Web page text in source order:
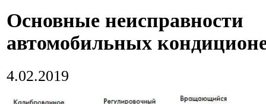
Основные неисправности
автомобильных
4.02.2019